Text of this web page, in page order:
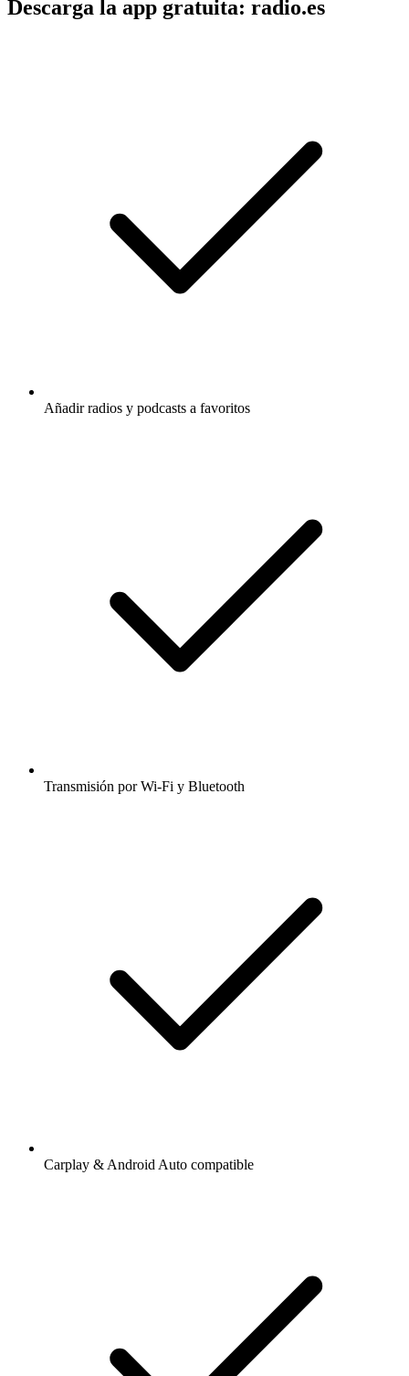
Descarga la app gratuita: radio.es
Añadir radios y podcasts a favoritos
Transmisión por Wi-Fi y Bluetooth
Carplay & Android Auto compatible